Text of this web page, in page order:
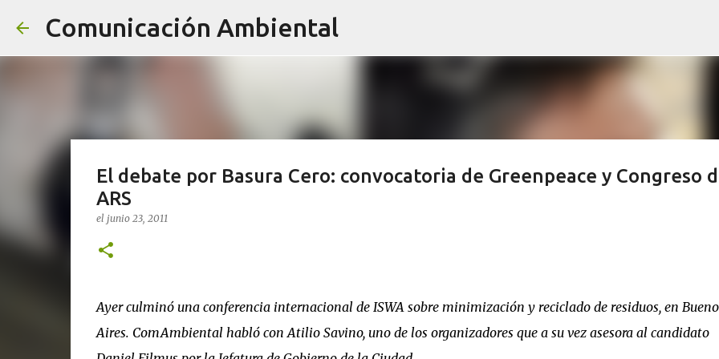
Comunicación Ambiental
El debate por Basura Cero: convocatoria de Greenpeace y Congreso
ARS
el junio 23, 2011
Ayer culminó una conferencia internacional de ISWA sobre minimización y reciclado de residuos, en
Aires. ComAmbiental habló con Atilio Savino, uno de los organizadores que a su vez asesora al candidato